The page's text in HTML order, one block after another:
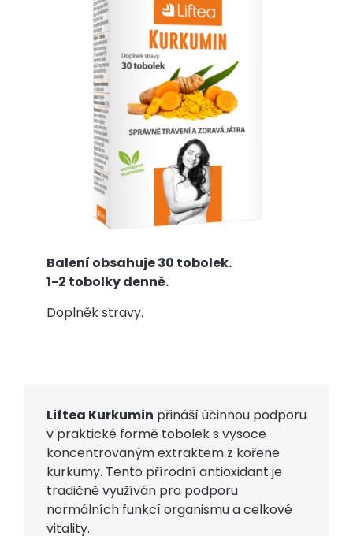
Balení obsahuje 30 tobolek.
1-2 tobolky denně.
Doplněk stravy.
Liftea Kurkumin přináší účinnou podporu
v praktické formě tobolek s vysoce
koncentrovaným extraktem z kořene
kurkumy. Tento přírodní antioxidant je
tradičně využíván pro podporu
normálních funkcí organismu a celkové
vitality.